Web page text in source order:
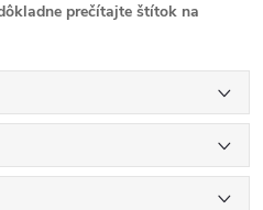
prečítajte štítok na